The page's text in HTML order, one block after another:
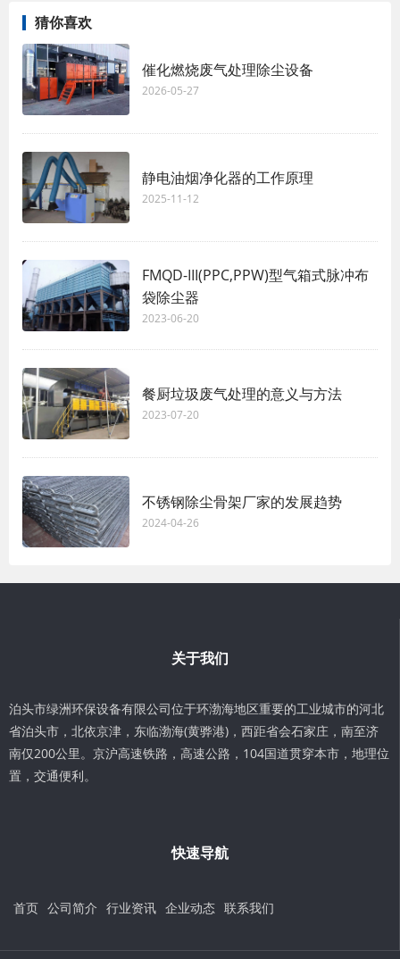
猜你喜欢
催化燃烧废气处理除尘设备
2026-05-27
静电油烟净化器的工作原理
2025-11-12
FMQD-III(PPC,PPW)型气箱式脉冲布
袋除尘器
2023-06-20
餐厨垃圾废气处理的意义与方法
2023-07-20
不锈钢除尘骨架厂家的发展趋势
2024-04-26
关于我们
泊头市绿洲环保设备有限公司位于环渤海地区重要的工业城市的河北
省泊头市，北依京津，东临渤海(黄骅港)，西距省会石家庄，南至济
南仅200公里。京沪高速铁路，高速公路，104国道贯穿本市，地理位
置，交通便利。
快速导航
首页 公司简介 行业资讯 企业动态 联系我们